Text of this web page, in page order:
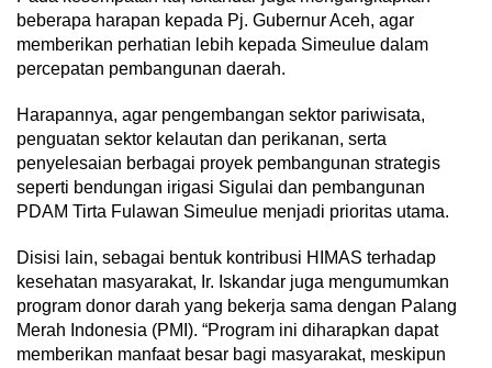
beberapa harapan kepada Pj. Gubernur Aceh, agar
memberikan perhatian lebih kepada Simeulue dalam
percepatan pembangunan daerah.
Harapannya, agar pengembangan sektor pariwisata,
penguatan sektor kelautan dan perikanan, serta
penyelesaian berbagai proyek pembangunan strategis
seperti bendungan irigasi Sigulai dan pembangunan
PDAM Tirta Fulawan Simeulue menjadi prioritas utama.
Disisi lain, sebagai bentuk kontribusi HIMAS terhadap
kesehatan masyarakat, Ir. Iskandar juga mengumumkan
program donor darah yang bekerja sama dengan Palang
Merah Indonesia (PMI). “Program ini diharapkan dapat
memberikan manfaat besar bagi masyarakat, meskipun